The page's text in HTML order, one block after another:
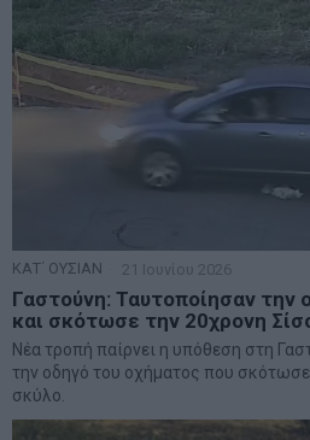
ΚΑΤ΄ ΟΥΣΙΑΝ 21 Ιουνίου 2026
Γαστούνη: Ταυτοποίησαν την
και σκότωσε την 20χρονη
Νέα τροπή παίρνει η υπόθεση στη
την οδηγό του οχήματος που
σκύλο.